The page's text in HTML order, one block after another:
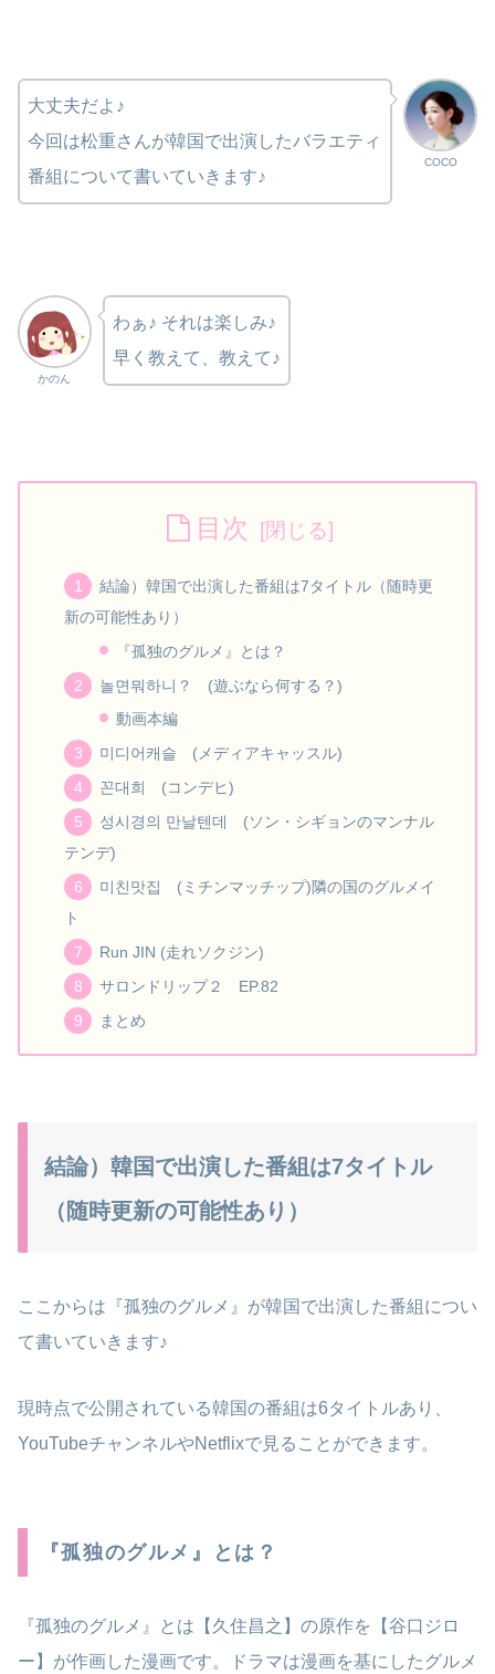
COCO
大丈夫だよ♪
今回は松重さんが韓国で出演したバラエティ
番組について書いていきます♪
かのん
わぁ♪ それは楽しみ♪
早く教えて、教えて♪
目次
結論）韓国で出演した番組は7タイトル（随時更
新の可能性あり）
『孤独のグルメ』とは？
놀면뭐하니？ (遊ぶなら何する？)
動画本編
미디어캐슬 (メディアキャッスル)
꼰대희 (コンデヒ)
성시경의 만날텐데 (ソン・シギョンのマンナル
テンデ)
미친맛집 (ミチンマッチップ)隣の国のグルメイ
ト
Run JIN (走れソクジン)
サロンドリップ２ EP.82
まとめ
結論）韓国で出演した番組は7タイトル
（随時更新の可能性あり）
ここからは『孤独のグルメ』が韓国で出演した番組につい
て書いていきます♪
現時点で公開されている韓国の番組は6タイトルあり、
YouTubeチャンネルやNetflixで見ることができます。
『孤独のグルメ』とは？
『孤独のグルメ』とは【久住昌之】の原作を【谷口ジロ
ー】が作画した漫画です。ドラマは漫画を基にしたグルメ